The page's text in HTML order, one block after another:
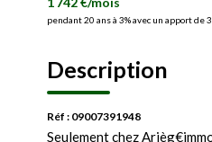
pendant 20 ans à 3% avec un apport de
Description
Réf : 09007391948
Seulement chez